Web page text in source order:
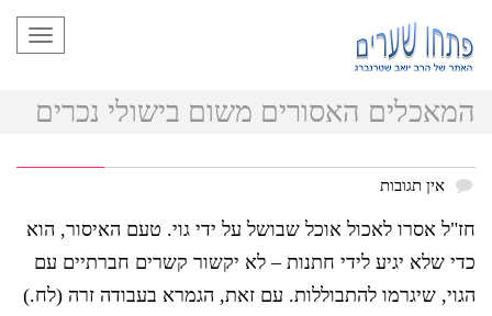
המאכלים האסורים משום בישולי נכרים
אין תגובות
חז"ל אסרו לאכול אוכל שבושל על ידי גוי. טעם האיסור, הוא
כדי שלא יגיע לידי חתנות – לא יקשור קשרים חברתיים עם
הגוי, שיגרמו להתבוללות. עם זאת, הגמרא בעבודה זרה (לח.)